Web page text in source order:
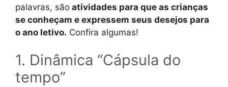
palavras, são atividades para que as crianças
se conheçam e expressem seus desejos para
o ano letivo. Confira algumas!
1. Dinâmica “Cápsula do
tempo”